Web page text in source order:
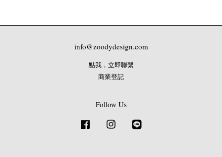
info@zoodydesign.com
點我，立即聯繫
商業登記
Follow Us
Facebook Instagram